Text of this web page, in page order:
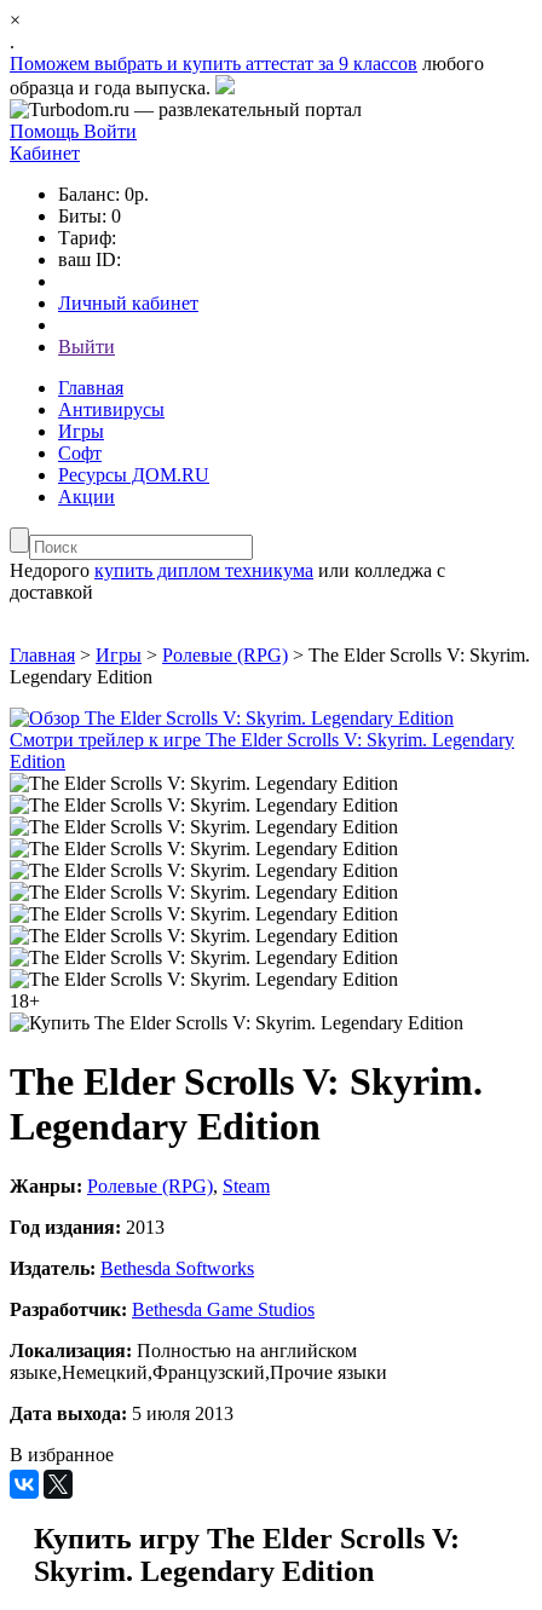
×
.
Поможем выбрать и купить аттестат за 9 классов любого
образца и года выпуска.
Помощь Войти
Кабинет
Баланс: 0р.
Биты: 0
Тариф:
ваш ID:
Личный кабинет
Выйти
Главная
Антивирусы
Игры
Софт
Ресурсы ДОМ.RU
Акции
Недорого купить диплом техникума или колледжа с
доставкой
Главная > Игры > Ролевые (RPG) > The Elder Scrolls V: Skyrim.
Legendary Edition
Смотри трейлер к игре The Elder Scrolls V: Skyrim. Legendary
Edition
18+
The Elder Scrolls V: Skyrim.
Legendary Edition
Жанры: Ролевые (RPG), Steam
Год издания: 2013
Издатель: Bethesda Softworks
Разработчик: Bethesda Game Studios
Локализация: Полностью на английском
языке,Немецкий,Французский,Прочие языки
Дата выхода: 5 июля 2013
В избранное
Купить игру The Elder Scrolls V:
Skyrim. Legendary Edition